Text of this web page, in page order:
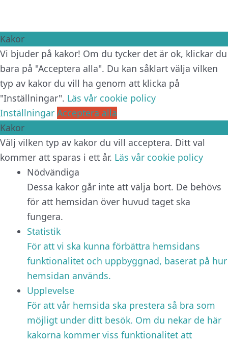
Kakor
Vi bjuder på kakor! Om du tycker det är ok, klickar du
bara på "Acceptera alla". Du kan såklart välja vilken
typ av kakor du vill ha genom att klicka på
"Inställningar". Läs vår cookie policy
Inställningar Acceptera alla
Kakor
Välj vilken typ av kakor du vill acceptera. Ditt val
kommer att sparas i ett år. Läs vår cookie policy
Nödvändiga
Dessa kakor går inte att välja bort. De behövs
för att hemsidan över huvud taget ska
fungera.
Statistik
För att vi ska kunna förbättra hemsidans
funktionalitet och uppbyggnad, baserat på hur
hemsidan används.
Upplevelse
För att vår hemsida ska prestera så bra som
möjligt under ditt besök. Om du nekar de här
kakorna kommer viss funktionalitet att